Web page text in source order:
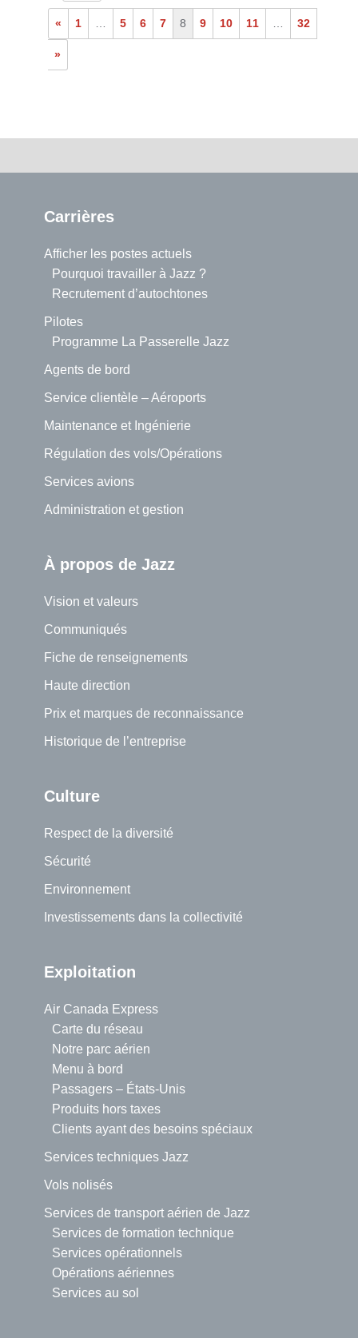
« 1 5 6 7 8 9 10 11 32
»
Carrières
Afficher les postes actuels
Pourquoi travailler à Jazz ?
Recrutement d’autochtones
Pilotes
Programme La Passerelle Jazz
Agents de bord
Service clientèle – Aéroports
Maintenance et Ingénierie
Régulation des vols/Opérations
Services avions
Administration et gestion
À propos de Jazz
Vision et valeurs
Communiqués
Fiche de renseignements
Haute direction
Prix et marques de reconnaissance
Historique de l’entreprise
Culture
Respect de la diversité
Sécurité
Environnement
Investissements dans la collectivité
Exploitation
Air Canada Express
Carte du réseau
Notre parc aérien
Menu à bord
Passagers – États-Unis
Produits hors taxes
Clients ayant des besoins spéciaux
Services techniques Jazz
Vols nolisés
Services de transport aérien de Jazz
Services de formation technique
Services opérationnels
Opérations aériennes
Services au sol